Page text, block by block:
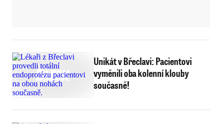
Unikát v Břeclavi: Pacientovi
vyměnili oba kolenní klouby
současně!